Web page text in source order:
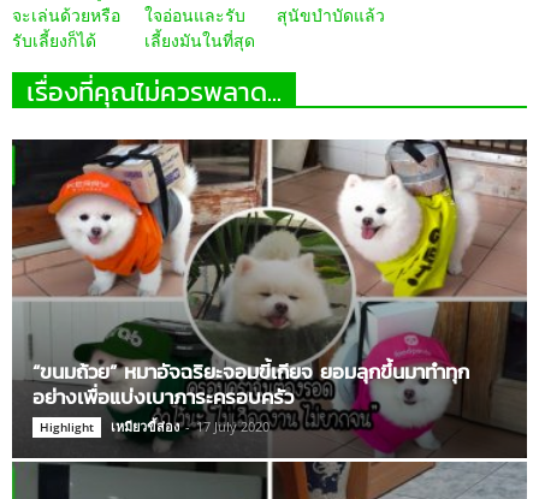
จะเล่นด้วยหรือ
รับเลี้ยงก็ได้
ใจอ่อนและรับ
เลี้ยงมันในที่สุด
สุนัขบำบัดแล้ว
เรื่องที่คุณไม่ควรพลาด...
“ขนมถ้วย” หมาอัจฉริยะจอมขี้เกียจ ยอมลุกขึ้นมาทำทุก
อย่างเพื่อแบ่งเบาภาระครอบครัว
Highlight เหมียวขี้ส่อง - 17 July 2020